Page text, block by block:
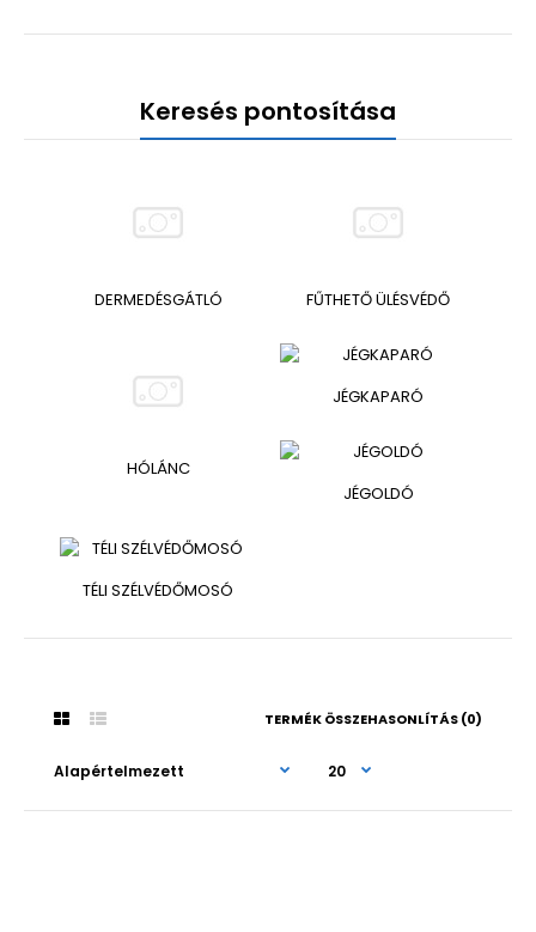
Keresés pontosítása
DERMEDÉSGÁTLÓ FŰTHETŐ ÜLÉSVÉDŐ
HÓLÁNC
JÉGKAPARÓ
JÉGOLDÓ
TÉLI SZÉLVÉDŐMOSÓ
TERMÉK ÖSSZEHASONLÍTÁS (0)